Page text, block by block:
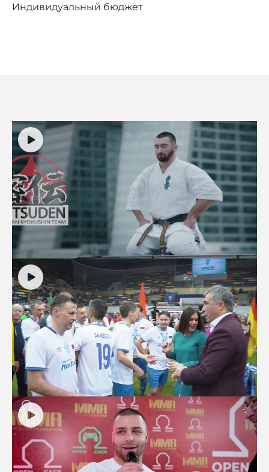
Индивидуальный бюджет